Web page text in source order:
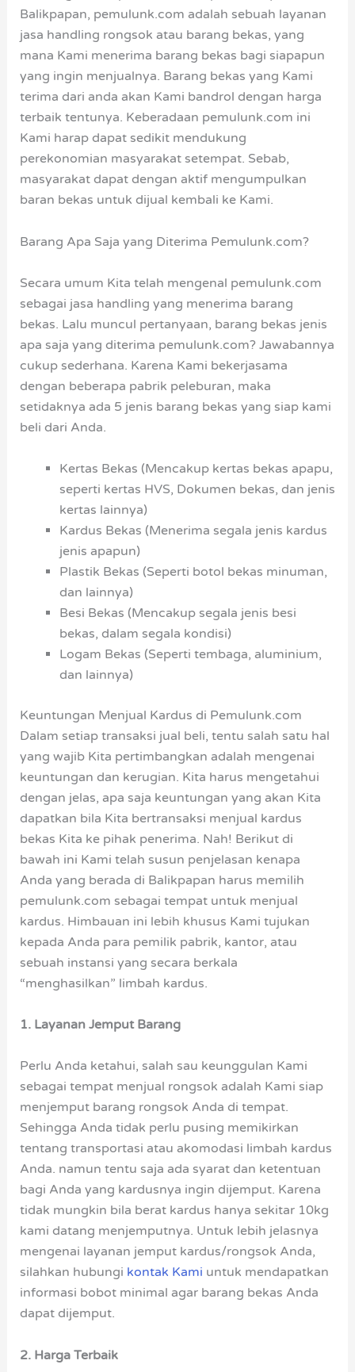
Balikpapan, pemulunk.com adalah sebuah layanan
jasa handling rongsok atau barang bekas, yang
mana Kami menerima barang bekas bagi siapapun
yang ingin menjualnya. Barang bekas yang Kami
terima dari anda akan Kami bandrol dengan harga
terbaik tentunya. Keberadaan pemulunk.com ini
Kami harap dapat sedikit mendukung
perekonomian masyarakat setempat. Sebab,
masyarakat dapat dengan aktif mengumpulkan
baran bekas untuk dijual kembali ke Kami.
Barang Apa Saja yang Diterima Pemulunk.com?
Secara umum Kita telah mengenal pemulunk.com
sebagai jasa handling yang menerima barang
bekas. Lalu muncul pertanyaan, barang bekas jenis
apa saja yang diterima pemulunk.com? Jawabannya
cukup sederhana. Karena Kami bekerjasama
dengan beberapa pabrik peleburan, maka
setidaknya ada 5 jenis barang bekas yang siap kami
beli dari Anda.
Kertas Bekas (Mencakup kertas bekas apapu,
seperti kertas HVS, Dokumen bekas, dan jenis
kertas lainnya)
Kardus Bekas (Menerima segala jenis kardus
jenis apapun)
Plastik Bekas (Seperti botol bekas minuman,
dan lainnya)
Besi Bekas (Mencakup segala jenis besi
bekas, dalam segala kondisi)
Logam Bekas (Seperti tembaga, aluminium,
dan lainnya)
Keuntungan Menjual Kardus di Pemulunk.com
Dalam setiap transaksi jual beli, tentu salah satu hal
yang wajib Kita pertimbangkan adalah mengenai
keuntungan dan kerugian. Kita harus mengetahui
dengan jelas, apa saja keuntungan yang akan Kita
dapatkan bila Kita bertransaksi menjual kardus
bekas Kita ke pihak penerima. Nah! Berikut di
bawah ini Kami telah susun penjelasan kenapa
Anda yang berada di Balikpapan harus memilih
pemulunk.com sebagai tempat untuk menjual
kardus. Himbauan ini lebih khusus Kami tujukan
kepada Anda para pemilik pabrik, kantor, atau
sebuah instansi yang secara berkala
“menghasilkan” limbah kardus.
1. Layanan Jemput Barang
Perlu Anda ketahui, salah sau keunggulan Kami
sebagai tempat menjual rongsok adalah Kami siap
menjemput barang rongsok Anda di tempat.
Sehingga Anda tidak perlu pusing memikirkan
tentang transportasi atau akomodasi limbah kardus
Anda. namun tentu saja ada syarat dan ketentuan
bagi Anda yang kardusnya ingin dijemput. Karena
tidak mungkin bila berat kardus hanya sekitar 10kg
kami datang menjemputnya. Untuk lebih jelasnya
mengenai layanan jemput kardus/rongsok Anda,
silahkan hubungi kontak Kami untuk mendapatkan
informasi bobot minimal agar barang bekas Anda
dapat dijemput.
2. Harga Terbaik